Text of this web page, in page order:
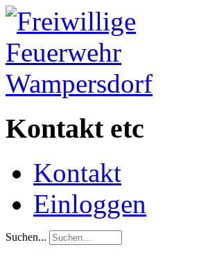
Kontakt etc
Kontakt
Einloggen
Suchen...